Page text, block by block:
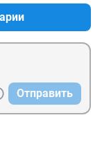
Отправить